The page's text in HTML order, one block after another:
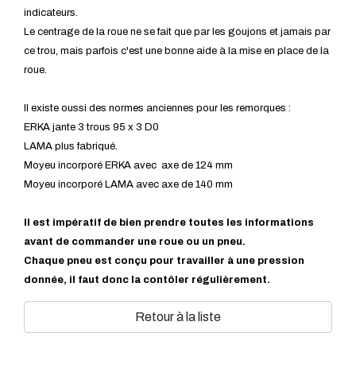
indicateurs.
Le centrage de la roue ne se fait que par les goujons et jamais par
ce trou, mais parfois c'est une bonne aide à la mise en place de la
roue.
Il existe oussi des normes anciennes pour les remorques :
ERKA jante 3 trous 95 x 3 D0
LAMA plus fabriqué.
Moyeu incorporé ERKA avec axe de 124 mm
Moyeu incorporé LAMA avec axe de 140 mm
Il est impératif de bien prendre toutes les informations
avant de commander une roue ou un pneu.
Chaque pneu est conçu pour travailler à une pression
donnée, il faut donc la contôler régulièrement.
Retour à la liste